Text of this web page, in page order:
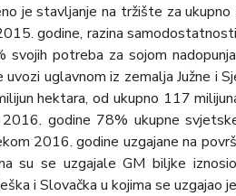
je stavljanje na tržište za
godine, razina
potreba za sojom
uvozi uglavnom iz zemalja Južne i
hektara, od ukupno 117
godine 78% ukupne
2016. godine uzgajane na
su se uzgajale GM bilјke
i Slovačka u kojima se uzgajao